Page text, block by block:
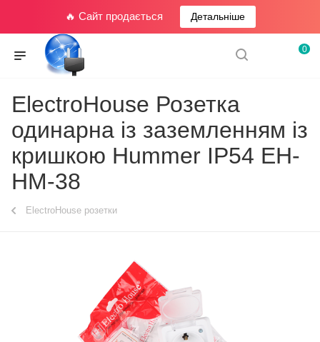
🔥 Сайт продається Детальніше
0
ElectroHouse Розетка
одинарна із заземленням із
кришкою Hummer IP54 EH-
HM-38
ElectroHouse розетки